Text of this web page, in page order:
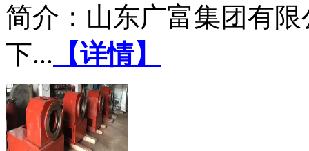
简介：山东广富集团有
下... 【详情】